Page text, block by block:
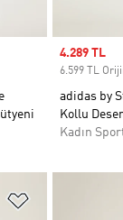
Sale price
4.289 TL
6.599 TL
adidas by
Kollu
Kadın
Favori